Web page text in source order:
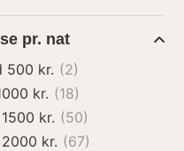
pr. nat
Mindre end 500 kr. (2)
kr. til 1000 kr. (18)
1000 kr. til 1500 kr. (50)
1500 kr. til 2000 kr. (67)